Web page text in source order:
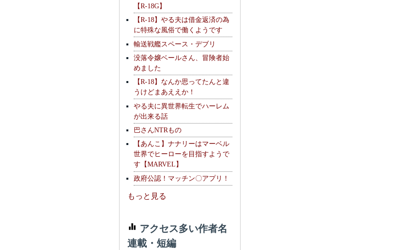
【R-18G】
【R-18】やる夫は借金返済の為
に特殊な風俗で働くようです
輸送戦艦スペース・デブリ
没落令嬢ベールさん、冒険者始
めました
【R-18】なんか思ってたんと違
うけどまあええか！
やる夫に異世界転生でハーレム
が出来る話
巴さんNTRもの
【あんこ】ナナリーはマーベル
世界でヒーローを目指すようで
す【MARVEL】
政府公認！マッチン〇アプリ！
もっと見る
アクセス多い作者名
連載・短編